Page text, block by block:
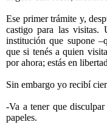
Ese primer trámite y,
castigo para las visitas.
institución que supone
que si tenés a quien
por ahora; estás en
Sin embargo yo recibí
-Va a tener que
papeles.